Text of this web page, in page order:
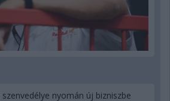
nyomán új bizniszbe